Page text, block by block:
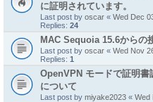
に証明されています。
Last post by oscar « Wed Dec
Replies: 24
MAC Sequoia 15.6からの
Last post by oscar « Wed Nov
Replies: 1
OpenVPN モードで証明書
について
Last post by miyake2023 « Wed